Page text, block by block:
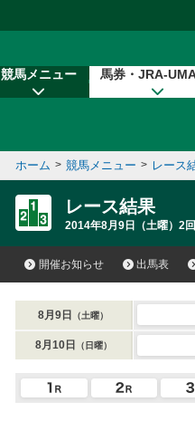
競馬メニュー 馬券・JRA-
ホーム > 競馬メニュー > レース
レース結果
2014年8月9日（土曜）2
開催お知らせ 出馬表
8月9日 （土曜）
8月10日 （日曜）